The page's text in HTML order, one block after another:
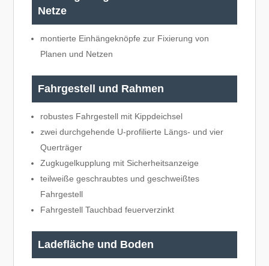
Netze
montierte Einhängeknöpfe zur Fixierung von
Planen und Netzen
Fahrgestell und Rahmen
robustes Fahrgestell mit Kippdeichsel
zwei durchgehende U-profilierte Längs- und vier
Querträger
Zugkugelkupplung mit Sicherheitsanzeige
teilweiße geschraubtes und geschweißtes
Fahrgestell
Fahrgestell Tauchbad feuerverzinkt
Ladefläche und Boden